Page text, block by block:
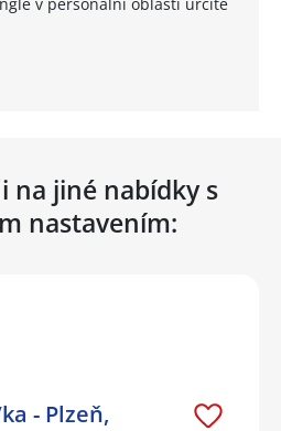
na jiné nabídky s
nastavením:
- Plzeň,